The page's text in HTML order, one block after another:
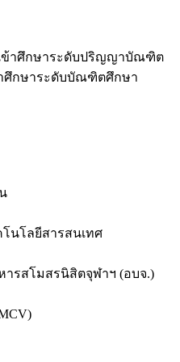
ข้าศึกษาระดับปริญญาบัณฑิต
ศึกษาระดับบัณฑิตศึกษา
นโลยีสารสนเทศ
ารสโมสรนิสิตจุฬาฯ (อบจ.)